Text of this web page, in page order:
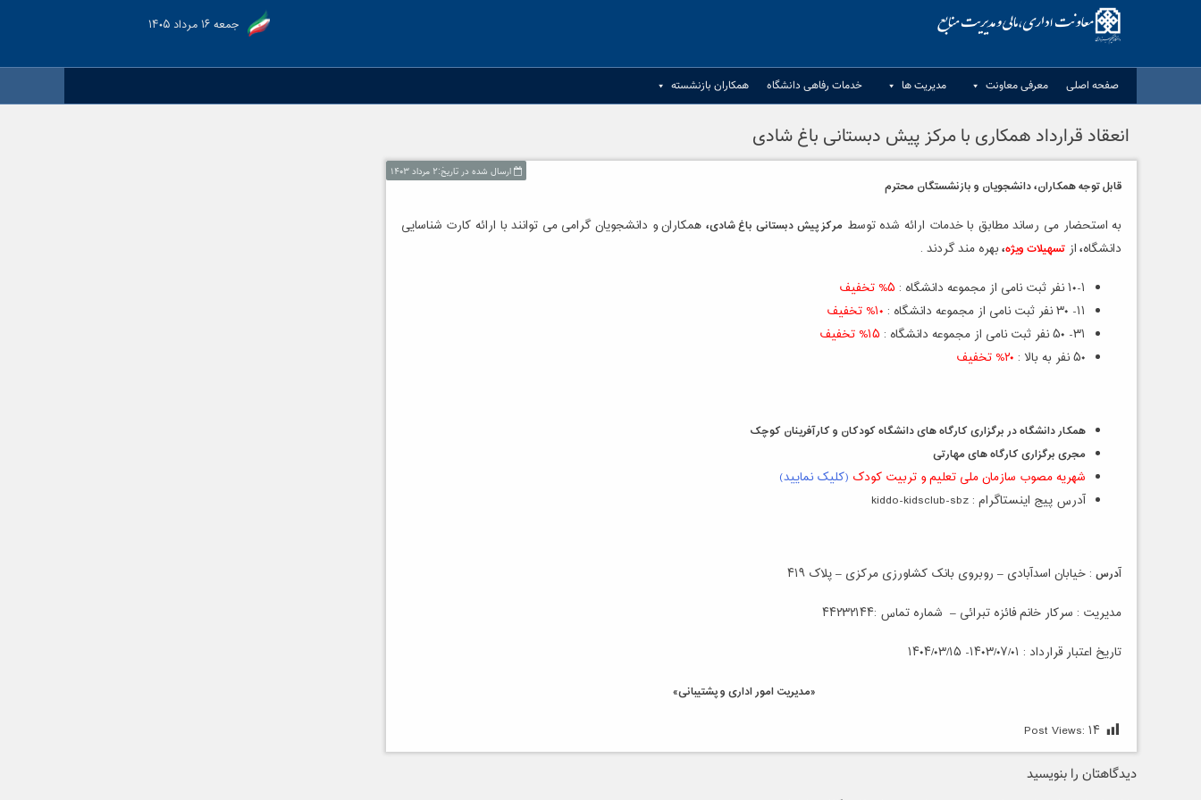
جمعه ۱۶ مرداد ۱۴۰۵
صفحه اصلی معرفی معاونت مدیریت ها خدمات رفاهی دانشگاه همکاران بازنشسته
انعقاد قرارداد همکاری با مرکز پیش دبستانی باغ شادی
ارسال شده در تاریخ:۲ مرداد ۱۴۰۳
قابل توجه همکاران، دانشجویان و بازنشستگان محترم
به استحضار می رساند مطابق با خدمات ارائه شده توسط مرکز پیش دبستانی باغ شادی، همکاران و دانشجویان گرامی می توانند با ارائه کارت شناسایی
دانشگاه،از تسهیلات ویژه،بهره مند گردند .
۱۰-۱ نفر ثبت نامی از مجموعه دانشگاه :
۵% تخفیف
۱۱- ۳۰ نفر ثبت نامی از مجموعه دانشگاه :
۱۰% تخفیف
۳۱- ۵۰ نفر ثبت نامی از مجموعه دانشگاه :
۱۵% تخفیف
۵۰ نفر به بالا :
۲۰% تخفیف
همکار دانشگاه در برگزاری کارگاه های دانشگاه کودکان و کارآفرینان کوچک
مجری برگزاری کارگاه های مهارتی
شهریه مصوب سازمان ملی تعلیم و تربیت کودک (کلیک نمایید)
آدرس پیج اینستاگرام : kiddo-kidsclub-sbz
آدرس: خیابان اسدآبادی – روبروی بانک کشاورزی مرکزی – پلاک ۴۱۹
مدیریت : سرکار خانم فائزه تبرائی – شماره تماس :۴۴۲۳۲۱۴۴
تاریخ اعتبار قرارداد : ۱۴۰۳/۰۷/۰۱- ۱۴۰۴/۰۳/۱۵
«مدیریت امور اداری و پشتیبانی»
Post Views: ۱۴
دیدگاهتان را بنویسید